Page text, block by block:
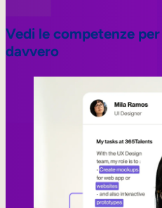
Vedi le competenze
davvero